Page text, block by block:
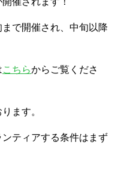
で開催され、中旬以降
こちらからご覧くださ
ます。
ティアする条件はまず